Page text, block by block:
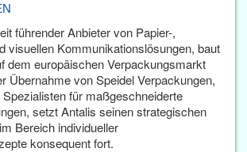
führender Anbieter von Papier-,
visuellen Kommunikationslösungen, baut
dem europäischen Verpackungsmarkt
Übernahme von Speidel Verpackungen,
für maßgeschneiderte
setzt Antalis seinen strategischen
Bereich individueller
konsequent fort.